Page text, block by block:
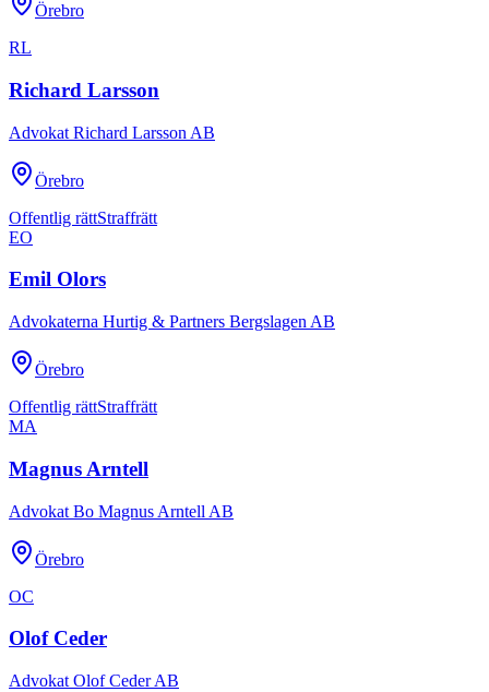
Örebro
RL
Richard Larsson
Advokat Richard Larsson AB
Örebro
Offentlig rättStraffrätt
EO
Emil Olors
Advokaterna Hurtig & Partners Bergslagen AB
Örebro
Offentlig rättStraffrätt
MA
Magnus Arntell
Advokat Bo Magnus Arntell AB
Örebro
OC
Olof Ceder
Advokat Olof Ceder AB